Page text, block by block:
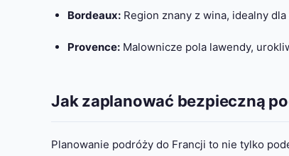
Bordeaux:Region znany z wina, idealny
Provence:Malownicze pola lawendy,
Jak zaplanować bezpieczną
Planowanie podróży do Francji to nie tylko